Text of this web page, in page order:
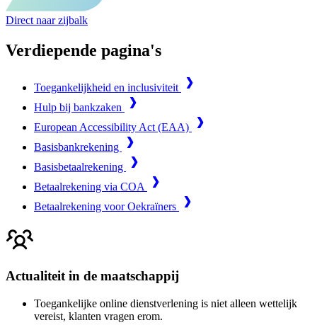
Direct naar zijbalk
Verdiepende pagina's
Toegankelijkheid en inclusiviteit
Hulp bij bankzaken
European Accessibility Act (EAA)
Basisbankrekening
Basisbetaalrekening
Betaalrekening via COA
Betaalrekening voor Oekraïners
Actualiteit in de maatschappij
Toegankelijke online dienstverlening is niet alleen wettelijk
vereist, klanten vragen erom.